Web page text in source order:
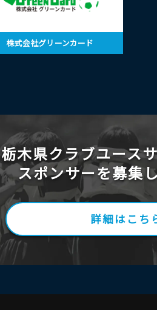
株式会社グリーンカード
栃木県クラブユース
スポンサーを募集
詳細はこち